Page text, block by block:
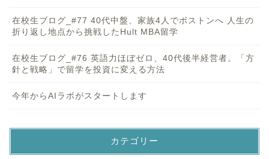
在校生ブログ_#77 40代中盤、家族4人でボストンへ 人生の
折り返し地点から挑戦したHult MBA留学
在校生ブログ_#76 英語力ほぼゼロ、40代後半経営者。「方
針と戦略」で留学を投資に変える方法
今年からAIラボがスタートします
カテゴリー